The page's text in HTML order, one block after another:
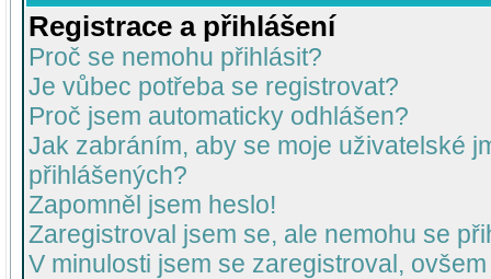
Registrace a přihlášení
Proč se nemohu přihlásit?
Je vůbec potřeba se registrovat?
Proč jsem automaticky odhlášen?
Jak zabráním, aby se moje uživatelské
přihlášených?
Zapomněl jsem heslo!
Zaregistroval jsem se, ale nemohu se
V minulosti jsem se zaregistroval,